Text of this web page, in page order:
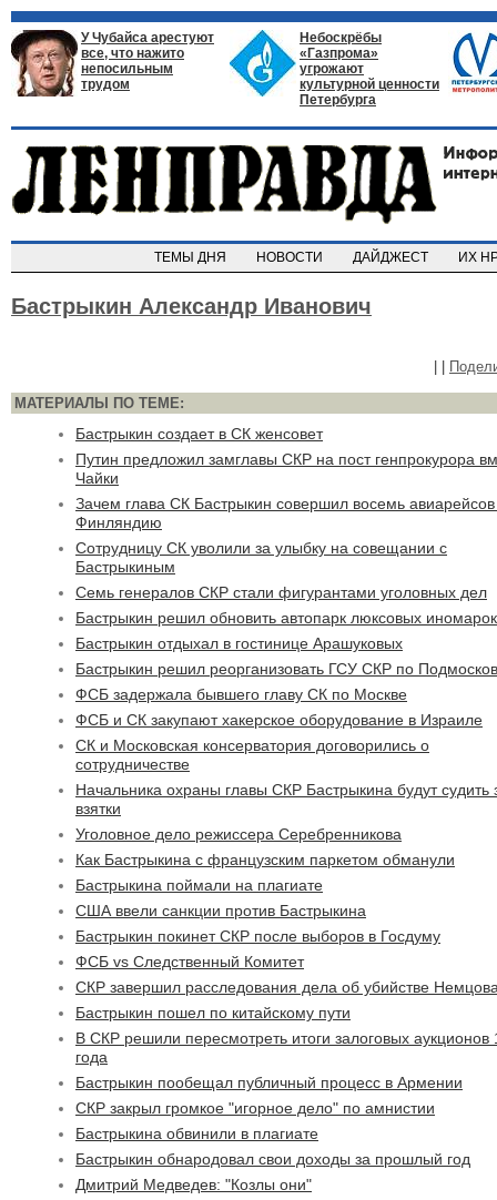
У Чубайса арестуют
все, что нажито
непосильным
трудом
Небоскрёбы
«Газпрома»
угрожают
культурной ценности
Петербурга
ТЕМЫ ДНЯ НОВОСТИ ДАЙДЖЕСТ ИХ
Бастрыкин Александр Иванович
МАТЕРИАЛЫ ПО ТЕМЕ:
Бастрыкин создает в СК женсовет
Путин предложил замглавы СКР на пост генпрокурора
Чайки
Зачем глава СК Бастрыкин совершил восемь авиарейсов
Финляндию
Cотрудницу СК уволили за улыбку на совещании с
Бастрыкиным
Семь генералов СКР стали фигурантами уголовных дел
Бастрыкин решил обновить автопарк люксовых
Бастрыкин отдыхал в гостинице Арашуковых
Бастрыкин решил реорганизовать ГСУ СКР по
ФСБ задержала бывшего главу СК по Москве
ФСБ и СК закупают хакерское оборудование в Израиле
СК и Московская консерватория договорились о
сотрудничестве
Начальника охраны главы СКР Бастрыкина будут судить
взятки
Уголовное дело режиссера Серебренникова
Как Бастрыкина с французским паркетом обманули
Бастрыкина поймали на плагиате
США ввели санкции против Бастрыкина
Бастрыкин покинет СКР после выборов в Госдуму
ФСБ vs Следственный Комитет
СКР завершил расследования дела об убийстве
Бастрыкин пошел по китайскому пути
В СКР решили пересмотреть итоги залоговых аукционов
года
Бастрыкин пообещал публичный процесс в Армении
СКР закрыл громкое "игорное дело" по амнистии
Бастрыкина обвинили в плагиате
Бастрыкин обнародовал свои доходы за прошлый год
Дмитрий Медведев: "Козлы они"